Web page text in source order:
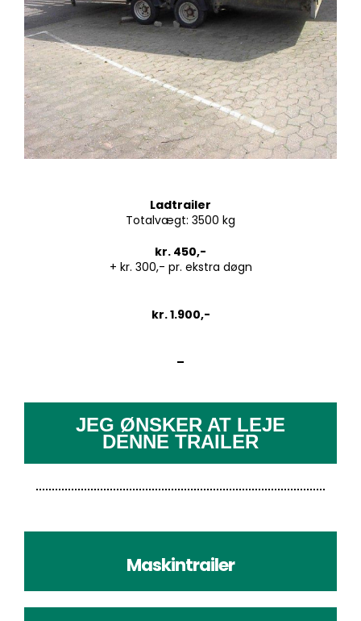
Ladtrailer
Totalvægt: 3500 kg
kr. 450,-
+ kr. 300,- pr. ekstra døgn
kr. 1.900,-
–
JEG ØNSKER AT LEJE
DENNE TRAILER
Maskintrailer